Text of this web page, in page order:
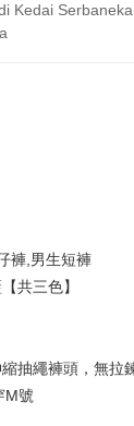
Kedai
褲,男生短褲
共三色】
抽繩褲頭，無拉
M號